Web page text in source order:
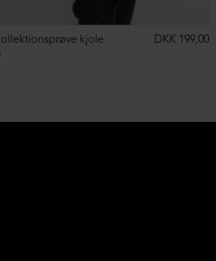
kjole DKK 199,00